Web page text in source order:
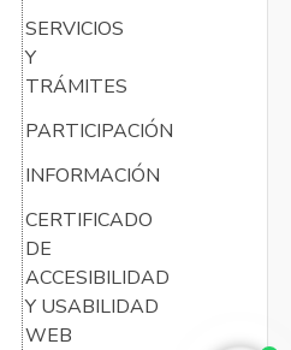
SERVICIOS
Y
TRÁMITES
PARTICIPACIÓN
INFORMACIÓN
CERTIFICADO
DE
ACCESIBILIDAD
Y USABILIDAD
WEB